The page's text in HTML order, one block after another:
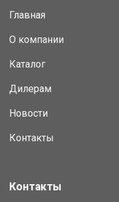
Главная
О компании
Каталог
Дилерам
Новости
Контакты
Контакты